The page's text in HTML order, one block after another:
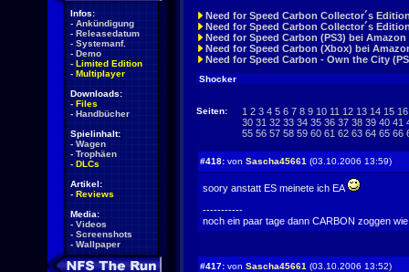
Infos:
- Ankündigung
- Releasedatum
- Systemanf.
- Demo
- Limited Edition
- Multiplayer
Downloads:
- Files
- Handbücher
Spielinhalt:
- Wagen
- Trophäen
- DLCs
Artikel:
- Reviews
Media:
- Videos
- Screenshots
- Wallpaper
Need for Speed Carbon Collector´s
Need for Speed Carbon Collector´s
Need for Speed Carbon (PS3) bei
Need for Speed Carbon (Xbox) bei
Need for Speed Carbon - Own the City
Shocker
Seiten: 1 2 3 4 5 6 7 8 9 10 11 12 13 14 15 16
30 31 32 33 34 35 36 37 38 39 40 41
55 56 57 58 59 60 61 62 63 64 65 66
#418: von Sascha45661 (03.10.2006 13:59)
soory anstatt ES meinete ich EA
-----------
noch ein paar tage dann CARBON zoggen wie
#417: von Sascha45661 (03.10.2006 13:52)